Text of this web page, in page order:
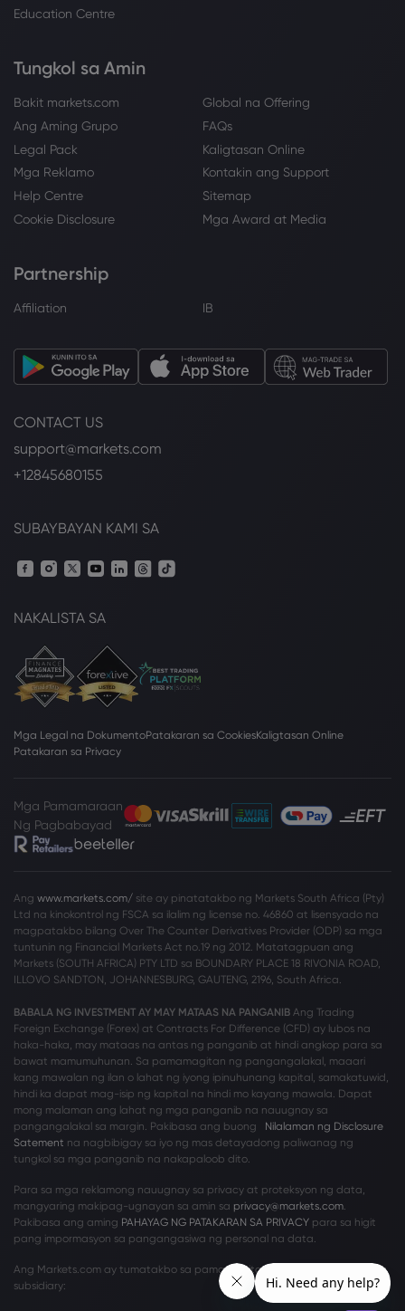
Education Centre
Tungkol sa Amin
Bakit markets.com
Global na Offering
Ang Aming Grupo
FAQs
Legal Pack
Kaligtasan Online
Mga Reklamo
Kontakin ang Support
Help Centre
Sitemap
Cookie Disclosure
Mga Award at Media
Partnership
Affiliation IB
CONTACT US
support@markets.com
+12845680155
SUBAYBAYAN KAMI SA
NAKALISTA SA
Mga Legal na DokumentoPatakaran sa CookiesKaligtasan Online
Patakaran sa Privacy
Mga Pamamaraan
Ng Pagbabayad
Ang www.markets.com/ site ay pinatatakbo ng Markets South Africa (Pty)
Ltd na kinokontrol ng FSCA sa ilalim ng license no. 46860 at lisensyado na
magpatakbo bilang Over The Counter Derivatives Provider (ODP) sa mga
tuntunin ng Financial Markets Act no.19 ng 2012. Matatagpuan ang
Markets (SOUTH AFRICA) PTY LTD sa BOUNDARY PLACE 18 RIVONIA ROAD,
ILLOVO SANDTON, JOHANNESBURG, GAUTENG, 2196, South Africa.
BABALA NG INVESTMENT AY MAY MATAAS NA PANGANIB Ang Trading
Foreign Exchange (Forex) at Contracts For Difference (CFD) ay lubos na
haka-haka, may mataas na antas ng panganib at hindi angkop para sa
bawat mamumuhunan. Sa pamamagitan ng pangangalakal, maaari
kang mawalan ng ilan o lahat ng iyong ipinuhunang kapital, samakatuwid,
hindi ka dapat mag-isip ng kapital na hindi mo kayang mawala. Dapat
mong malaman ang lahat ng mga panganib na nauugnay sa
pangangalakal sa margin. Pakibasa ang buong
Nilalaman ng Disclosure
Satement na nagbibigay sa iyo ng mas detayadong paliwanag ng
tungkol sa mga panganib na nakapaloob dito.
Para sa mga reklamong nauugnay sa privacy at proteksyon ng data,
mangyaring makipag-ugnayan sa amin sa privacy@markets.com.
Pakibasa ang aming PAHAYAG NG PATAKARAN SA PRIVACY para sa higit
pang impormasyon sa pangangasiwa ng personal na data.
Ang Markets.com ay tumatakbo sa pamamagitan ng mga sumusunod na
subsidiary: